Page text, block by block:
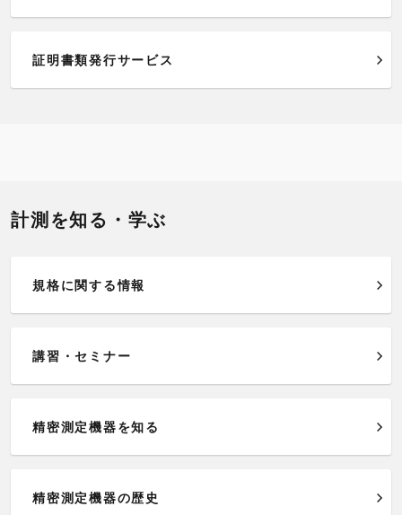
証明書類発行サービス
計測を知る・学ぶ
規格に関する情報
講習・セミナー
精密測定機器を知る
精密測定機器の歴史